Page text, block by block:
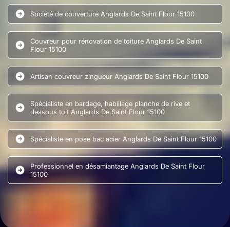
Société de couverture Anglards De Saint Flour 15100
Couvreur pour rénovation de toiture Anglards De Saint
Flour 15100
Artisan couvreur zingueur Anglards De Saint Flour 15100
Spécialiste en bardage, habillage planche de rive et
dessous toit Anglards De Saint Flour 15100
Spécialiste en pose bac acier Anglards De Saint Flour 15100
Professionnel en désamiantage Anglards De Saint Flour
15100